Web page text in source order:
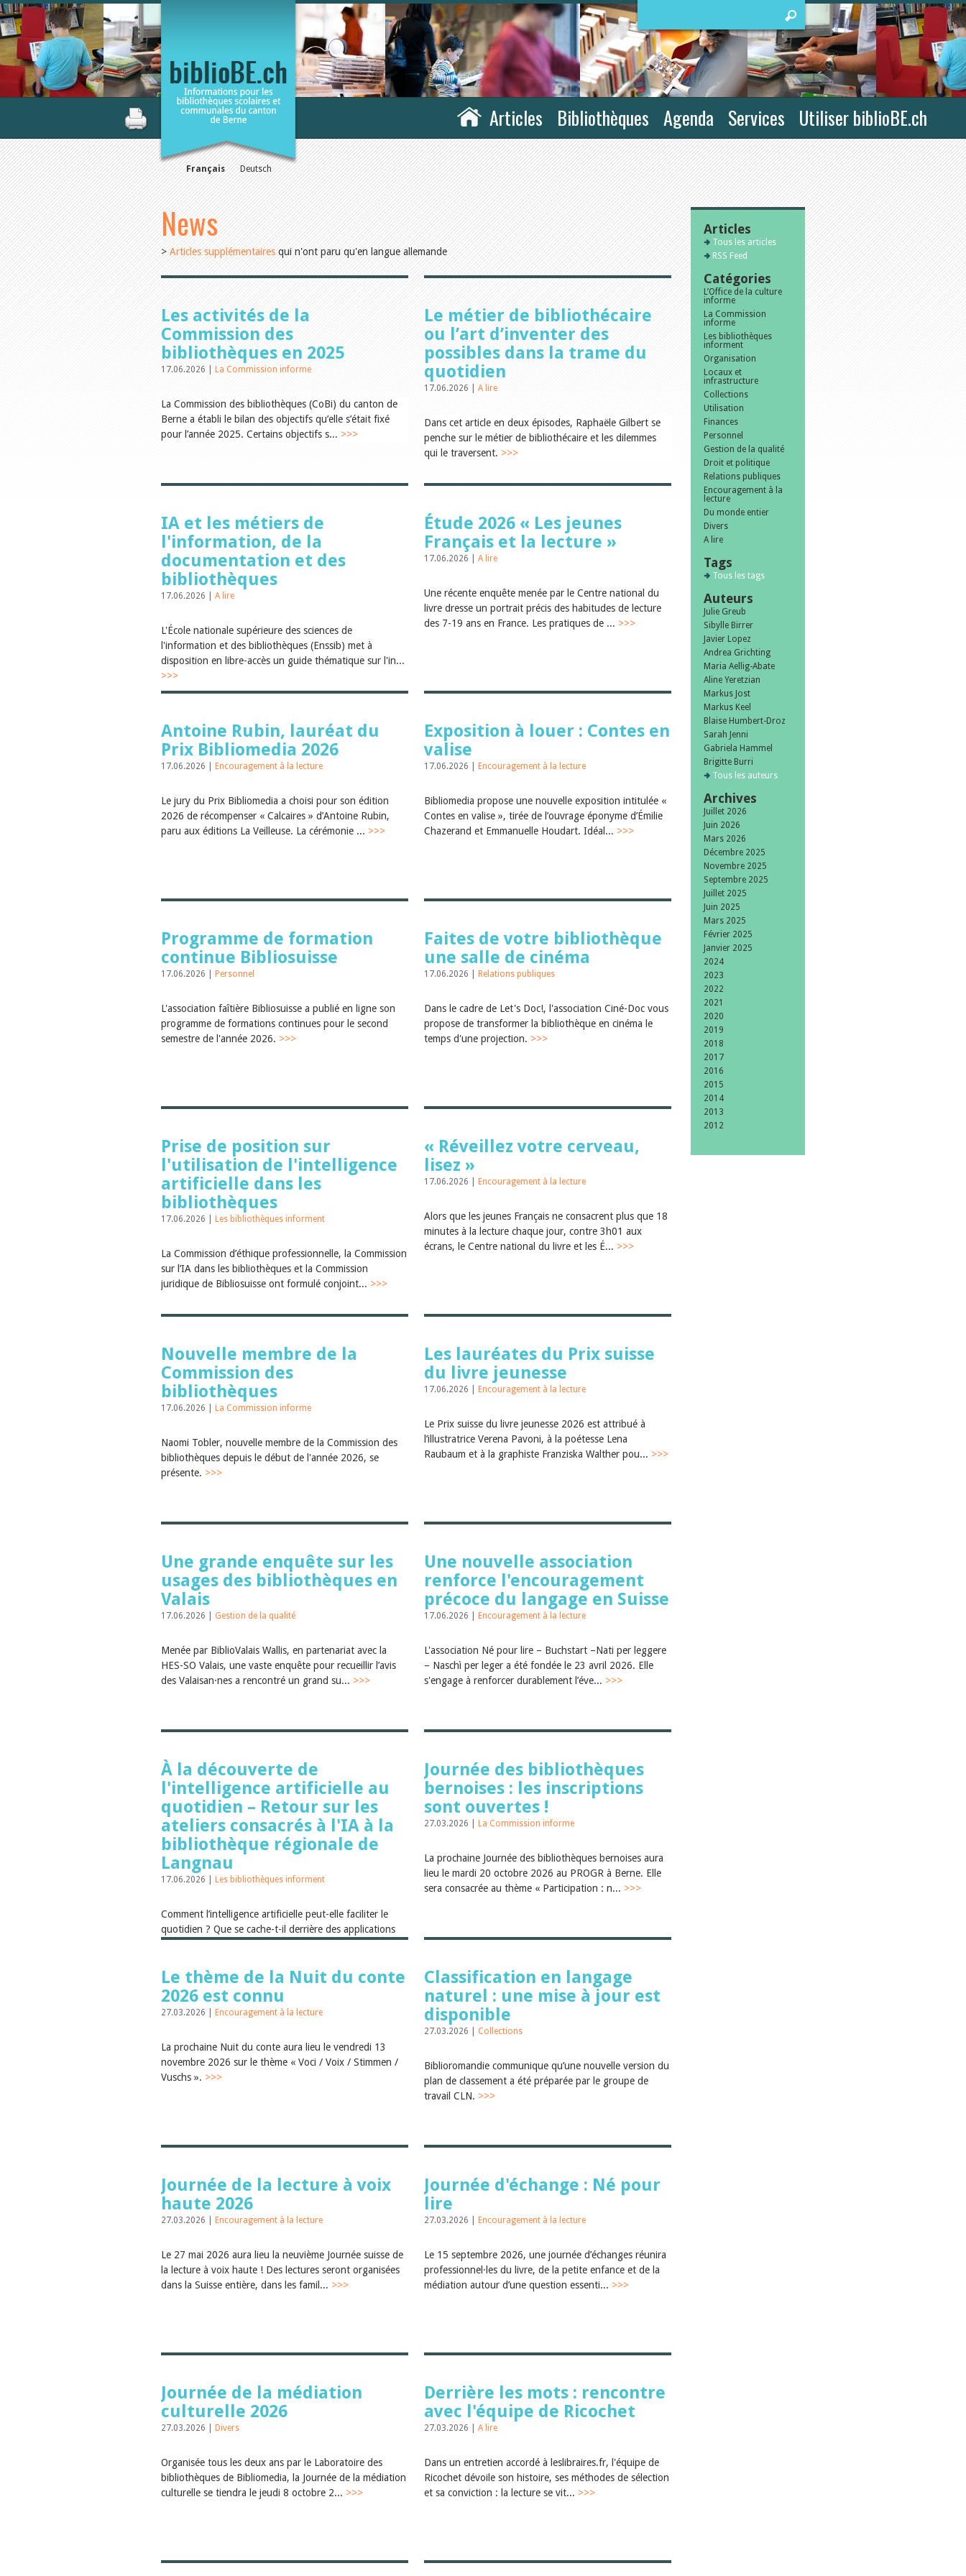
Français Deutsch
Articles Bibliothèques Agenda Services Utiliser biblioBE.ch
News
>Articles supplémentairesqui n'ont paru qu'en langue allemande
Les activités de la
Commission des
bibliothèques en 2025
17.06.2026 | La Commission informe
La Commission des bibliothèques (CoBi) du canton de
Berne a établi le bilan des objectifs qu’elle s’était fixé
pour l’année 2025. Certains objectifs s... >>>
Le métier de bibliothécaire
ou l’art d’inventer des
possibles dans la trame du
quotidien
17.06.2026 | A lire
Dans cet article en deux épisodes, Raphaële Gilbert se
penche sur le métier de bibliothécaire et les dilemmes
qui le traversent. >>>
IA et les métiers de
l'information, de la
documentation et des
bibliothèques
17.06.2026 | A lire
L'École nationale supérieure des sciences de
l'information et des bibliothèques (Enssib) met à
disposition en libre-accès un guide thématique sur l'in...
>>>
Étude 2026 « Les jeunes
Français et la lecture »
17.06.2026 | A lire
Une récente enquête menée par le Centre national du
livre dresse un portrait précis des habitudes de lecture
des 7-19 ans en France. Les pratiques de ... >>>
Antoine Rubin, lauréat du
Prix Bibliomedia 2026
17.06.2026 | Encouragement à la lecture
Le jury du Prix Bibliomedia a choisi pour son édition
2026 de récompenser « Calcaires » d’Antoine Rubin,
paru aux éditions La Veilleuse. La cérémonie ... >>>
Exposition à louer : Contes en
valise
17.06.2026 | Encouragement à la lecture
Bibliomedia propose une nouvelle exposition intitulée «
Contes en valise », tirée de l’ouvrage éponyme d’Émilie
Chazerand et Emmanuelle Houdart. Idéal... >>>
Programme de formation
continue Bibliosuisse
17.06.2026 | Personnel
L'association faîtière Bibliosuisse a publié en ligne son
programme de formations continues pour le second
semestre de l'année 2026. >>>
Faites de votre bibliothèque
une salle de cinéma
17.06.2026 | Relations publiques
Dans le cadre de Let's Doc!, l'association Ciné-Doc vous
propose de transformer la bibliothèque en cinéma le
temps d'une projection. >>>
Prise de position sur
l'utilisation de l'intelligence
artificielle dans les
bibliothèques
17.06.2026 | Les bibliothèques informent
La Commission d’éthique professionnelle, la Commission
sur l’IA dans les bibliothèques et la Commission
juridique de Bibliosuisse ont formulé conjoint... >>>
« Réveillez votre cerveau,
lisez »
17.06.2026 | Encouragement à la lecture
Alors que les jeunes Français ne consacrent plus que 18
minutes à la lecture chaque jour, contre 3h01 aux
écrans, le Centre national du livre et les É... >>>
Nouvelle membre de la
Commission des
bibliothèques
17.06.2026 | La Commission informe
Naomi Tobler, nouvelle membre de la Commission des
bibliothèques depuis le début de l'année 2026, se
présente. >>>
Les lauréates du Prix suisse
du livre jeunesse
17.06.2026 | Encouragement à la lecture
Le Prix suisse du livre jeunesse 2026 est attribué à
l’illustratrice Verena Pavoni, à la poétesse Lena
Raubaum et à la graphiste Franziska Walther pou... >>>
Une grande enquête sur les
usages des bibliothèques en
Valais
17.06.2026 | Gestion de la qualité
Menée par BiblioValais Wallis, en partenariat avec la
HES-SO Valais, une vaste enquête pour recueillir l’avis
des Valaisan·nes a rencontré un grand su... >>>
Une nouvelle association
renforce l'encouragement
précoce du langage en Suisse
17.06.2026 | Encouragement à la lecture
L'association Né pour lire – Buchstart –Nati per leggere
– Naschì per leger a été fondée le 23 avril 2026. Elle
s'engage à renforcer durablement l’éve... >>>
À la découverte de
l'intelligence artificielle au
quotidien – Retour sur les
ateliers consacrés à l'IA à la
bibliothèque régionale de
Langnau
17.06.2026 | Les bibliothèques informent
Comment l’intelligence artificielle peut-elle faciliter le
quotidien ? Que se cache-t-il derrière des applications
Journée des bibliothèques
bernoises : les inscriptions
sont ouvertes !
27.03.2026 | La Commission informe
La prochaine Journée des bibliothèques bernoises aura
lieu le mardi 20 octobre 2026 au PROGR à Berne. Elle
sera consacrée au thème « Participation : n... >>>
Le thème de la Nuit du conte
2026 est connu
27.03.2026 | Encouragement à la lecture
La prochaine Nuit du conte aura lieu le vendredi 13
novembre 2026 sur le thème « Voci / Voix / Stimmen /
Vuschs ». >>>
Classification en langage
naturel : une mise à jour est
disponible
27.03.2026 | Collections
Biblioromandie communique qu’une nouvelle version du
plan de classement a été préparée par le groupe de
travail CLN. >>>
Journée de la lecture à voix
haute 2026
27.03.2026 | Encouragement à la lecture
Le 27 mai 2026 aura lieu la neuvième Journée suisse de
la lecture à voix haute ! Des lectures seront organisées
dans la Suisse entière, dans les famil... >>>
Journée d'échange : Né pour
lire
27.03.2026 | Encouragement à la lecture
Le 15 septembre 2026, une journée d’échanges réunira
professionnel·les du livre, de la petite enfance et de la
médiation autour d’une question essenti... >>>
Journée de la médiation
culturelle 2026
27.03.2026 | Divers
Organisée tous les deux ans par le Laboratoire des
bibliothèques de Bibliomedia, la Journée de la médiation
culturelle se tiendra le jeudi 8 octobre 2... >>>
Derrière les mots : rencontre
avec l'équipe de Ricochet
27.03.2026 | A lire
Dans un entretien accordé à leslibraires.fr, l'équipe de
Ricochet dévoile son histoire, ses méthodes de sélection
et sa conviction : la lecture se vit... >>>
Articles
Tous les articles
RSS Feed
Catégories
L’Office de la culture
informe
La Commission
informe
Les bibliothèques
informent
Organisation
Locaux et
infrastructure
Collections
Utilisation
Finances
Personnel
Gestion de la qualité
Droit et politique
Relations publiques
Encouragement à la
lecture
Du monde entier
Divers
A lire
Tags
Tous les tags
Auteurs
Julie Greub
Sibylle Birrer
Javier Lopez
Andrea Grichting
Maria Aellig-Abate
Aline Yeretzian
Markus Jost
Markus Keel
Blaise Humbert-Droz
Sarah Jenni
Gabriela Hammel
Brigitte Burri
Tous les auteurs
Archives
Juillet 2026
Juin 2026
Mars 2026
Décembre 2025
Novembre 2025
Septembre 2025
Juillet 2025
Juin 2025
Mars 2025
Février 2025
Janvier 2025
2024
2023
2022
2021
2020
2019
2018
2017
2016
2015
2014
2013
2012